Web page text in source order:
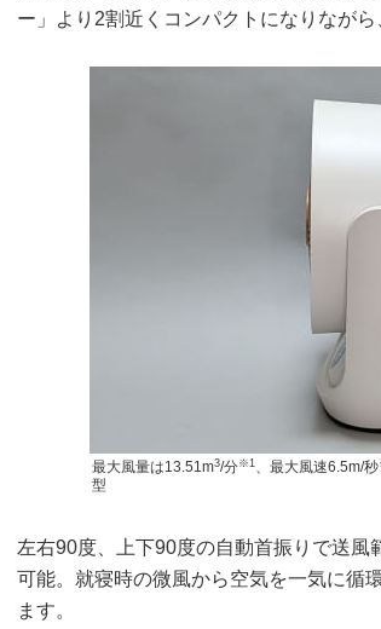
ー」より2割近くコンパクトになりなが
最大風量は13.51m3/分※1、最大風速6.5m/秒
型
左右90度、上下90度の自動首振りで送
可能。就寝時の微風から空気を一気に循
ます。